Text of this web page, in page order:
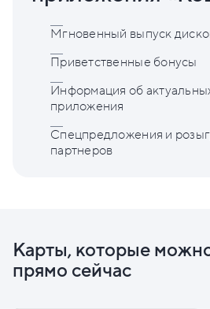
Мгновенный выпуск
Приветственные бонусы
Информация об
приложения
Спецпредложения и
партнеров
Карты, которые
прямо сейчас